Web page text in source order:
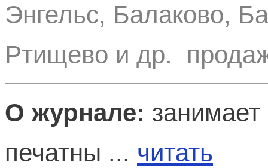
Энгельс, Балаково,
Ртищево и др.
О журнале:
печатны ... читать